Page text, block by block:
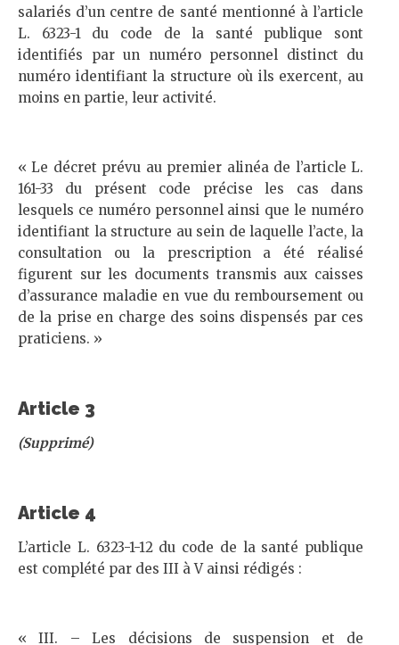
salariés d’un centre de santé mentionné à l’article
L. 6323-1 du code de la santé publique sont
identifiés par un numéro personnel distinct du
numéro identifiant la structure où ils exercent, au
moins en partie, leur activité.
« Le décret prévu au premier alinéa de l’article L.
161-33 du présent code précise les cas dans
lesquels ce numéro personnel ainsi que le numéro
identifiant la structure au sein de laquelle l’acte, la
consultation ou la prescription a été réalisé
figurent sur les documents transmis aux caisses
d’assurance maladie en vue du remboursement ou
de la prise en charge des soins dispensés par ces
praticiens. »
Article 3
(Supprimé)
Article 4
L’article L. 6323-1-12 du code de la santé publique
est complété par des III à V ainsi rédigés :
« III. – Les décisions de suspension et de